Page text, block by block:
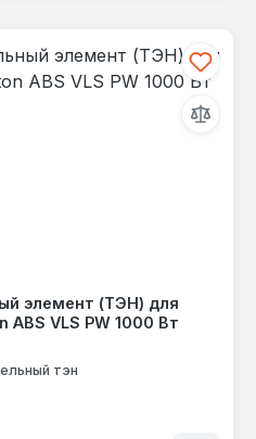
элемент (ТЭН) для
ABS VLS PW 1000 Вт
тэн